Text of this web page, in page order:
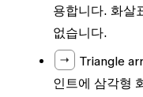
용합니다. 화살
없습니다.
Triangle
인트에 삼각형